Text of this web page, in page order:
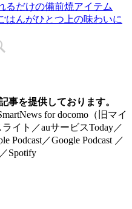
るだけの備前焼アイテム
はんがひとつ上の味わいに
事を提供しております。
for docomo（旧マイ
イト／auサービスToday／
Podcast／Google Podcast ／
Spotify